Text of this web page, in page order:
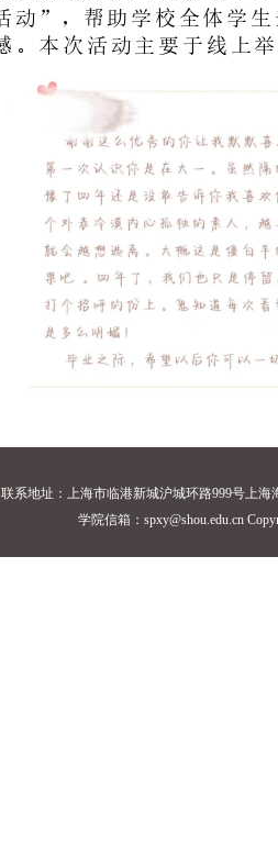
联系地址：上海市临港新城沪城环路999号上
学院信箱：spxy@shou.edu.cn